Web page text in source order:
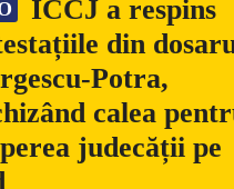
ÎCCJ a respins
din
Potra,
calea
judecății pe